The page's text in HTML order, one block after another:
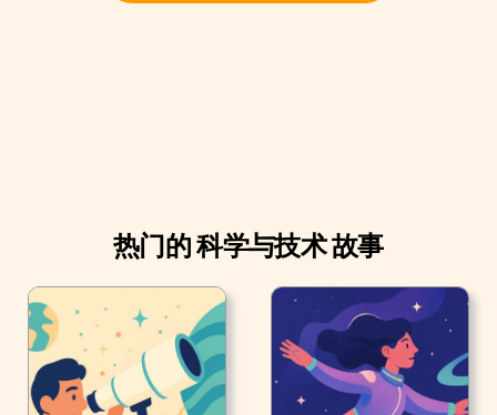
热门的 科学与技术 故事